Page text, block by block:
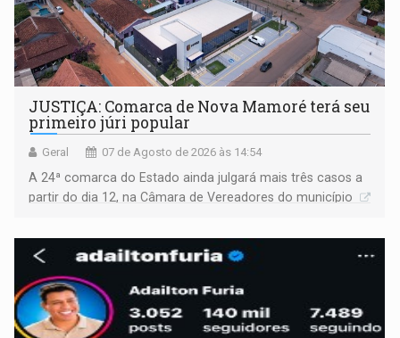
JUSTIÇA: Comarca de Nova Mamoré terá seu
primeiro júri popular
Geral 07 de Agosto de 2026 às 14:54
A 24ª comarca do Estado ainda julgará mais três casos a
partir do dia 12, na Câmara de Vereadores do município